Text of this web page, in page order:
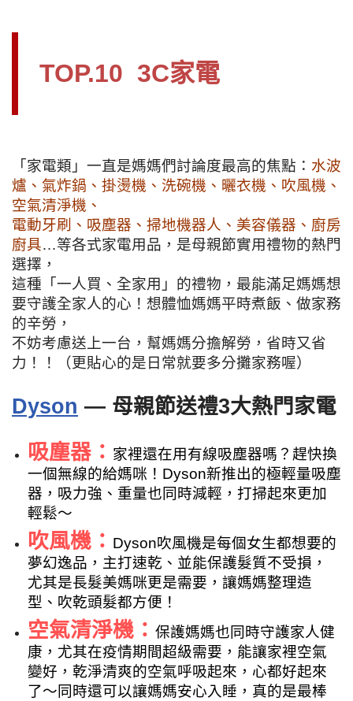
TOP.10 3C家電
「家電類」一直是媽媽們討論度最高的焦點： 水波
爐、氣炸鍋、掛燙機、洗碗機、曬衣機、吹風機、
空氣清淨機、
電動牙刷、吸塵器、掃地機器人、美容儀器、廚房
廚具…等各式家電用品，是母親節實用禮物的熱門
選擇，
這種「一人買、全家用」的禮物，最能滿足媽媽想
要守護全家人的心！想體恤媽媽平時煮飯、做家務
的辛勞，
不妨考慮送上一台，幫媽媽分擔解勞，省時又省
力！！（更貼心的是日常就要多分攤家務喔）
Dyson — 母親節送禮3大熱門家電
吸塵器： 家裡還在用有線吸塵器嗎？趕快換
一個無線的給媽咪！Dyson新推出的極輕量吸塵
器，吸力強、重量也同時減輕，打掃起來更加
輕鬆～
吹風機： Dyson吹風機是每個女生都想要的
夢幻逸品，主打速乾、並能保護髮質不受損，
尤其是長髮美媽咪更是需要，讓媽媽整理造
型、吹乾頭髮都方便！
空氣清淨機： 保護媽媽也同時守護家人健
康，尤其在疫情期間超級需要，能讓家裡空氣
變好，乾淨清爽的空氣呼吸起來，心都好起來
了～同時還可以讓媽媽安心入睡，真的是最棒